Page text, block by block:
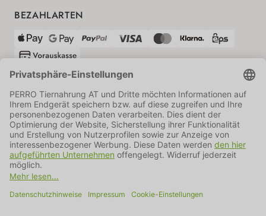
BEZAHLARTEN
VERSANDPARTNER